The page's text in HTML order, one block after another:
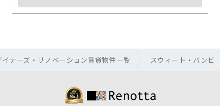
ナーズ・リノベーション賃貸物件一覧 スウィート・バンビ